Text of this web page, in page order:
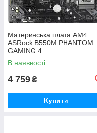
Материнська плата AM4
ASRock B550M PHANTOM
GAMING 4
В наявності
4 759 ₴
Купити